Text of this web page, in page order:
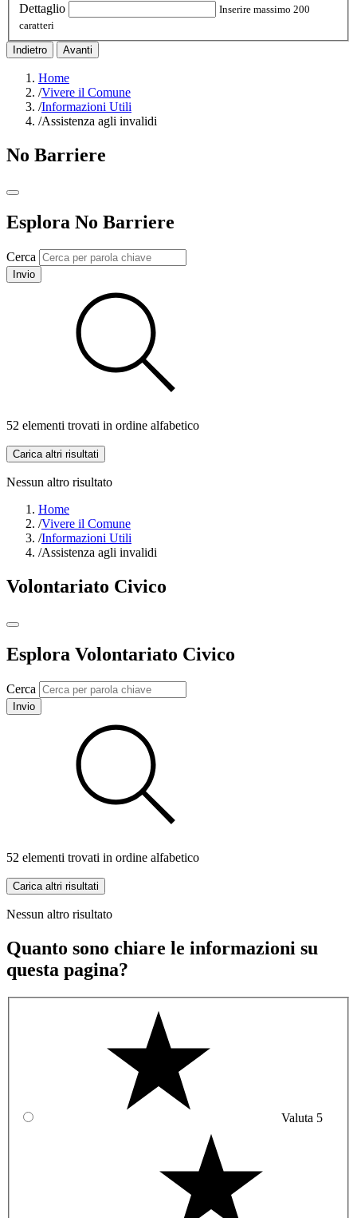
Dettaglio
Inserire massimo 200
caratteri
Indietro Avanti
Home
/Vivere il Comune
/Informazioni Utili
/Assistenza agli invalidi
No Barriere
Esplora No Barriere
Cerca
Invio
52 elementi trovati in ordine alfabetico
Carica altri risultati
Nessun altro risultato
Home
/Vivere il Comune
/Informazioni Utili
/Assistenza agli invalidi
Volontariato Civico
Esplora Volontariato Civico
Cerca
Invio
52 elementi trovati in ordine alfabetico
Carica altri risultati
Nessun altro risultato
Quanto sono chiare le informazioni su
questa pagina?
Valuta 5